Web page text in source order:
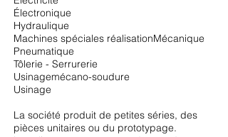
Électronique
Hydraulique
Machines spéciales réalisationMécanique
Pneumatique
Tôlerie - Serrurerie
Usinagemécano-soudure
Usinage
La société produit de petites séries, des
pièces unitaires ou du prototypage.